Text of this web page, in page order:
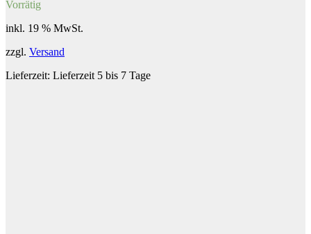
Vorrätig
inkl. 19 % MwSt.
zzgl. Versand
Lieferzeit: Lieferzeit 5 bis 7 Tage